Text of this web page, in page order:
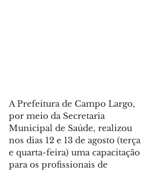
A Prefeitura de Campo Largo,
por meio da Secretaria
Municipal de Saúde, realizou
nos dias 12 e 13 de agosto (terça
e quarta-feira) uma capacitação
para os profissionais de